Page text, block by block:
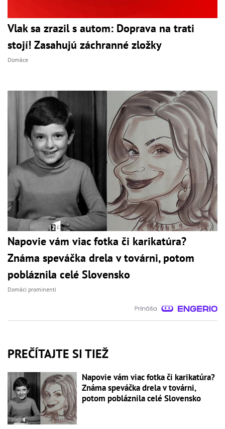
Vlak sa zrazil s autom: Doprava na trati
stojí! Zasahujú záchranné zložky
Domáce
Napovie vám viac fotka či karikatúra?
Známa speváčka drela v továrni, potom
pobláznila celé Slovensko
Domáci prominenti
PREČÍTAJTE SI TIEŽ
Napovie vám viac fotka či karikatúra?
Známa speváčka drela v továrni,
potom pobláznila celé Slovensko